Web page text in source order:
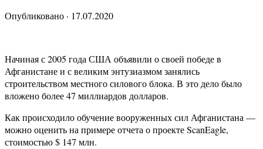
Опубликовано · 17.07.2020
Начиная с 2005 года США объявили о своей победе в
Афганистане и с великим энтузиазмом занялись
строительством местного силового блока. В это дело было
вложено более 47 миллиардов долларов.
Как происходило обучение вооруженных сил Афганистана —
можно оценить на примере отчета о проекте ScanEagle,
стоимостью $ 147 млн.